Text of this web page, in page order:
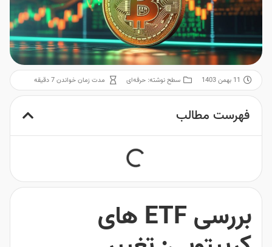
11 بهمن 1403 سطح نوشته: حرفه‌ای مدت زمان خواندن 7 دقیقه
فهرست مطالب
بررسی ETF های